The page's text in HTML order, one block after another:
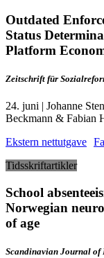
Outdated
Status
Platform
Zeitschrift für
24. juni | Johanne
Beckmann & Fabian
Ekstern nettutgave
Tidsskriftartikler
School
Norwegian
of age
Scandinavian Journal of